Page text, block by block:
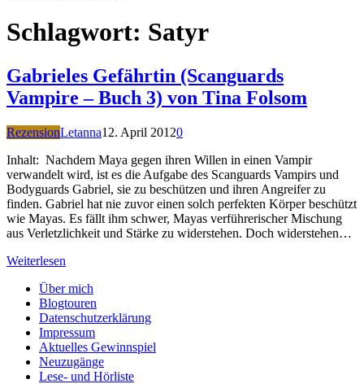
Schlagwort: Satyr
Gabrieles Gefährtin (Scanguards
Vampire – Buch 3) von Tina Folsom
RezensionLetanna12. April 20120
Inhalt: Nachdem Maya gegen ihren Willen in einen Vampir
verwandelt wird, ist es die Aufgabe des Scanguards Vampirs und
Bodyguards Gabriel, sie zu beschützen und ihren Angreifer zu
finden. Gabriel hat nie zuvor einen solch perfekten Körper beschützt
wie Mayas. Es fällt ihm schwer, Mayas verführerischer Mischung
aus Verletzlichkeit und Stärke zu widerstehen. Doch widerstehen…
Weiterlesen
Über mich
Blogtouren
Datenschutzerklärung
Impressum
Aktuelles Gewinnspiel
Neuzugänge
Lese- und Hörliste